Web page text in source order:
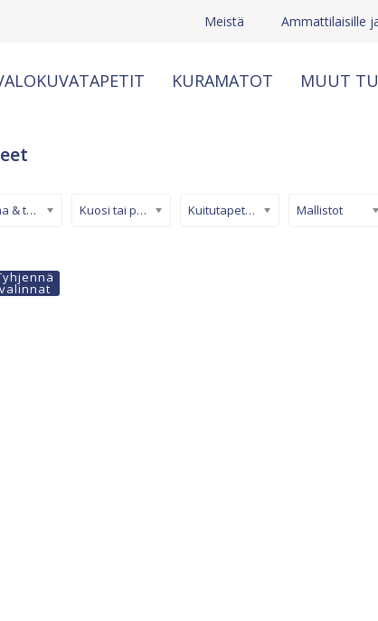
Meistä Ammattilaisille
KURAMATOT MUUT
Teema & tyyli Kuosi tai pinta Kuitutapetti (non-woven) Mallistot
valinnat